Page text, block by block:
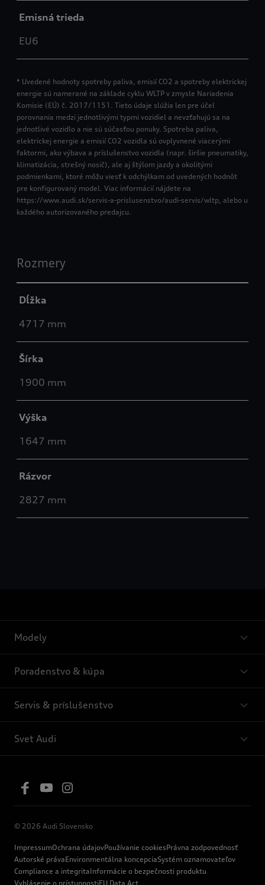
Emisná trieda
EU6
* Uvedené hodnoty spotreby paliva, emisií CO2 a spotreby elektrickej
energie sú namerané na základe cyklu WLTP v zmysle Nariadenia
Komisie (EÚ) č. 2017/1151. Tieto údaje slúžia len pre účel
porovnania medzi jednotlivými typmi vozidiel a nevzťahujú sa na
jednotlivé vozidlo a nie sú súčasťou ponuky. Spotreba paliva,
elektrickej energie a emisií CO2 vozidla sú ovplyvnené viacerými
faktormi, ako výbava a príslušenstvo vozidla (napr. širšie pneumatiky,
klimatizácia, strešný nosič), ale aj štýlom jazdy a okolitými
podmienkami, ktoré môžu viesť k odchýlkam od uvedených hodnôt
pre konfigurovaný model. Viac informácií nájdete na
https://www.audi.sk/servis-a-prislusenstvo/audi-servis/wltp, alebo u
každého autorizovaného predajcu.
Rozmery
Dĺžka
4717 mm
Šírka
1900 mm
Výška
1647 mm
Rázvor
2827 mm
Modely
Poradenstvo & kúpa
Servis & príslušenstvo
Svet Audi
© 2026 Audi Slovensko
ImpressumOchrana údajovPoužívanie cookiesPrávna zodpovednosť
Autorské právaEnvironmentálna koncepciaSystém oznamovateľov
Compliance a integritaInformácie o bezpečnosti produktu
Vyhlásenie o prístupnostiEU Data Act